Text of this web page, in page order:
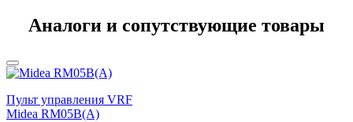
Аналоги и сопутствующие товары
Пульт управления VRF
Midea RM05B(A)